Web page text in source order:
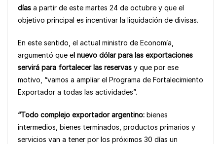
días a partir de este martes 24 de octubre y que el
objetivo principal es incentivar la liquidación de divisas.
En este sentido, el actual ministro de Economía,
argumentó que el nuevo dólar para las exportaciones
servirá para fortalecer las reservas y que por ese
motivo, “vamos a ampliar el Programa de Fortalecimiento
Exportador a todas las actividades”.
“Todo complejo exportador argentino: bienes
intermedios, bienes terminados, productos primarios y
servicios van a tener por los próximos 30 días un